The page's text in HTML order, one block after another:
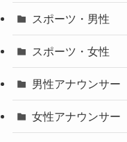
スポーツ・男性
スポーツ・女性
男性アナウンサー
女性アナウンサー